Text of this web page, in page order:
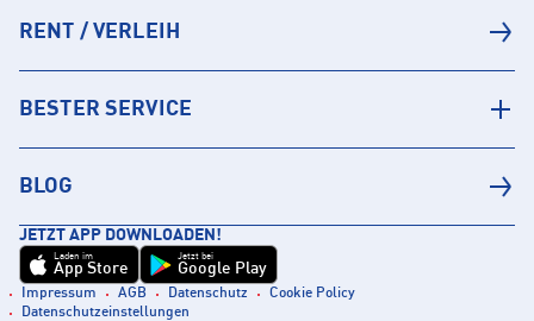
RENT / VERLEIH
BESTER SERVICE
BLOG
JETZT APP DOWNLOADEN!
Laden im
App Store
Jetzt bei
Google Play
Impressum AGB Datenschutz
Cookie Policy
Datenschutzeinstellungen